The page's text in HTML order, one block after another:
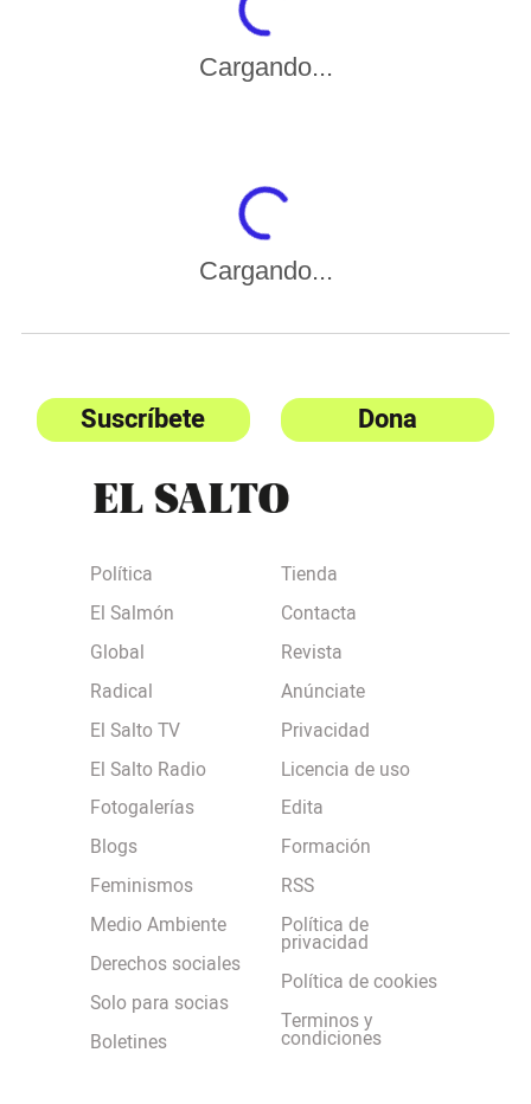
Cargando...
Cargando...
Suscríbete Dona
Política
El Salmón
Global
Radical
El Salto TV
El Salto Radio
Fotogalerías
Blogs
Feminismos
Medio Ambiente
Derechos sociales
Solo para socias
Boletines
Tienda
Contacta
Revista
Anúnciate
Privacidad
Licencia de uso
Edita
Formación
RSS
Política de
privacidad
Política de cookies
Terminos y
condiciones